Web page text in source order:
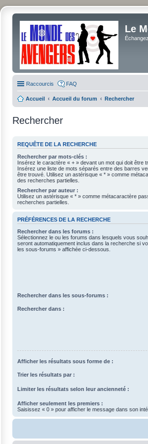
Le
Raccourcis FAQ
Accueil Accueil du forum Rechercher
Rechercher
REQUÊTE DE LA RECHERCHE
Rechercher par mots-clés :
Insérez le caractère « + » devant un mot qui doit être
Insérez une liste de mots séparés entre des barres
être trouvé. Utilisez un astérisque « * » comme
des recherches partielles.
Rechercher par auteur :
Utilisez un astérisque « * » comme métacaractère
recherches partielles.
PRÉFÉRENCES DE LA RECHERCHE
Rechercher dans les forums :
Sélectionnez le ou les forums dans lesquels vous
seront automatiquement inclus dans la recherche si
les sous-forums » affichée ci-dessous.
Rechercher dans les sous-forums :
Rechercher dans :
Afficher les résultats sous forme de :
Trier les résultats par :
Limiter les résultats selon leur ancienneté :
Afficher seulement les premiers :
Saisissez « 0 » pour afficher le message dans son